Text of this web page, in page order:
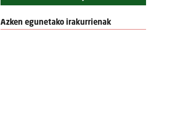
Azken egunetako irakurrienak